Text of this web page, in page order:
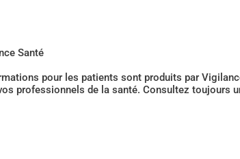
Santé
pour les patients sont produits par
professionnels de la santé. Consultez toujours